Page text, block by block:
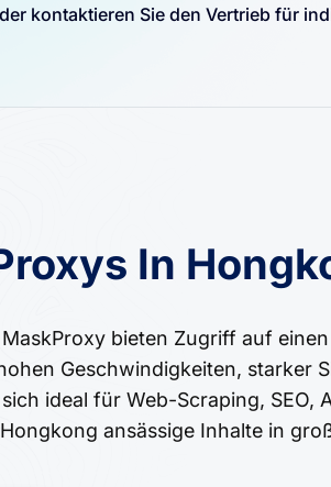
kontaktieren Sie den Vertrieb für
In
bieten Zugriff auf
Geschwindigkeiten, starker
ideal für Web-Scraping, SEO,
ansässige Inhalte in